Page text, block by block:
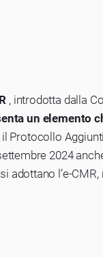
, introdotta dalla
un elemento
il Protocollo
2024
adottano l’e-